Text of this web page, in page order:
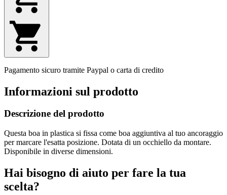
Pagamento sicuro tramite Paypal o carta di credito
Informazioni sul prodotto
Descrizione del prodotto
Questa boa in plastica si fissa come boa aggiuntiva al tuo ancoraggio
per marcare l'esatta posizione. Dotata di un occhiello da montare.
Disponibile in diverse dimensioni.
Hai bisogno di aiuto per fare la tua
scelta?